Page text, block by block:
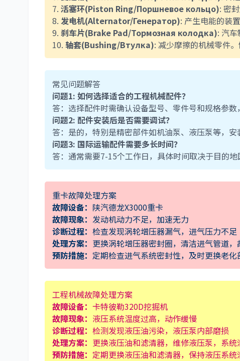
7. 活塞环(Piston Ring/Поршневое кольцо): 密
8. 发电机(Alternator/Генератор): 产生电能的装
9. 刹车片(Brake Pad/Тормозная колодка): 汽
10. 轴套(Bushing/Втулка): 减少摩擦的机械零件
常见问题解答
问题1: 如何选择适合的工程机械配件？
答：选择配件时需确认设备型号、零件号和规格参
问题2: 配件安装后是否需要调试？
答：是的，特别是精密部件如机油泵、液压泵等，安
问题3: 国际运输配件需要多长时间？
答：通常需要7-15个工作日，具体时间取决于目的地
重卡故障处理方案
故障设备： 陕汽德龙X3000重卡
故障现象： 发动机动力不足，加速无力
诊断过程： 检查发现涡轮增压器漏气，进气压力不足
处理方案： 更换涡轮增压器密封圈，清洁进气管道，
预防措施： 定期检查进气系统密封性，及时更换老化
工程机械故障处理方案
故障设备： 卡特彼勒320D挖掘机
故障现象： 液压系统温度过高，动作缓慢
诊断过程： 检测发现液压油污染，液压泵内部磨损
处理方案： 更换液压油和滤清器，维修液压泵，系
预防措施： 定期更换液压油和滤清器，保持液压系统